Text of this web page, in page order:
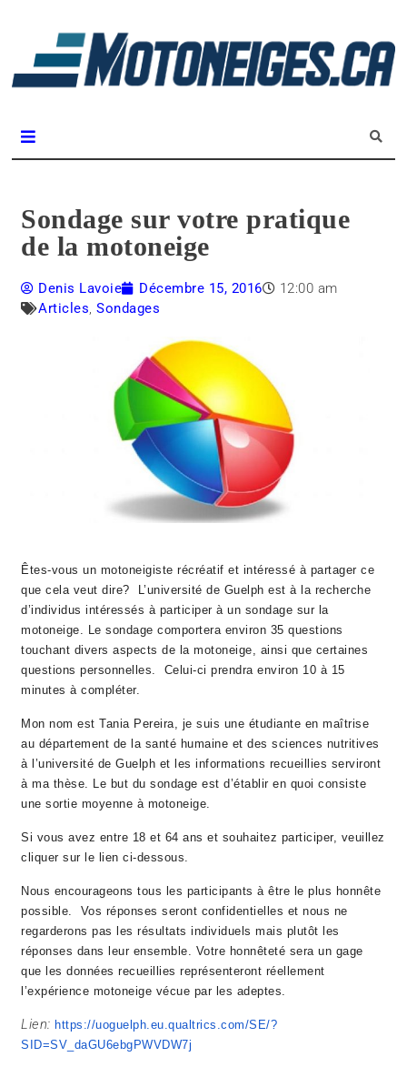
Sondage sur votre pratique
de la motoneige
Denis Lavoie Décembre 15, 2016
12:00 am
Articles,Sondages
Êtes-vous un motoneigiste récréatif et intéressé à partager ce
que cela veut dire? L’université de Guelph est à la recherche
d’individus intéressés à participer à un sondage sur la
motoneige. Le sondage comportera environ 35 questions
touchant divers aspects de la motoneige, ainsi que certaines
questions personnelles. Celui-ci prendra environ 10 à 15
minutes à compléter.
Mon nom est Tania Pereira, je suis une étudiante en maîtrise
au département de la santé humaine et des sciences nutritives
à l’université de Guelph et les informations recueillies serviront
à ma thèse. Le but du sondage est d’établir en quoi consiste
une sortie moyenne à motoneige.
Si vous avez entre 18 et 64 ans et souhaitez participer, veuillez
cliquer sur le lien ci-dessous.
Nous encourageons tous les participants à être le plus honnête
possible. Vos réponses seront confidentielles et nous ne
regarderons pas les résultats individuels mais plutôt les
réponses dans leur ensemble. Votre honnêteté sera un gage
que les données recueillies représenteront réellement
l’expérience motoneige vécue par les adeptes.
Lien: https://uoguelph.eu.qualtrics.com/SE/?
SID=SV_daGU6ebgPWVDW7j